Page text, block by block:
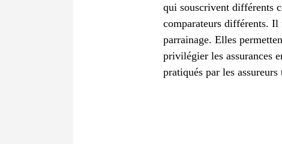
qui souscrivent différents
comparateurs différents. Il
parrainage. Elles
privilégier les assurances
pratiqués par les